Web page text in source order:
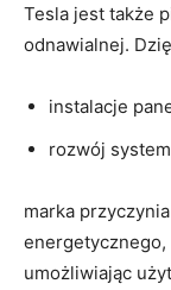
Tesla jest także
odnawialnej.
instalacje
rozwój
marka
energetycznego,
umożliwiając